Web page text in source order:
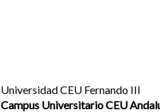
Universidad CEU Fernando III
Campus Universitario CEU